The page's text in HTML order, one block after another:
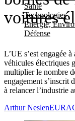
Santé
Technologies
Energie,
Défense
voitures
L’UE s’est engagée
véhicules électriques
multiplier le nombre
engagement s’inscrit
à relancer l’industrie
Arthur Neslen